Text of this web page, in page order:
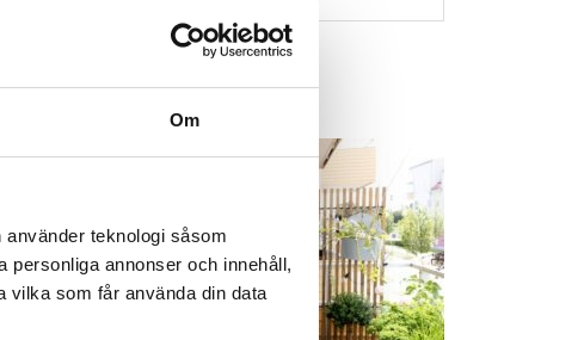
Om
teknologi såsom
personliga annonser och innehåll,
vilka som får använda din data
Hem & Hyra TV